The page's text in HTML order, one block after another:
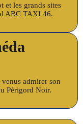
et les grands sites
ABC TAXI 46.
venus admirer son
Périgord Noir.